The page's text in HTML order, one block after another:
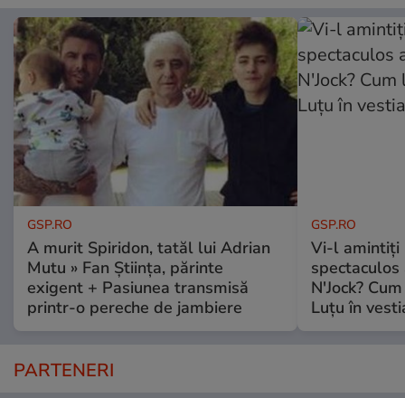
GSP.RO
A murit Spiridon, tatăl lui Adrian
Mutu » Fan Știința, părinte
exigent + Pasiunea transmisă
printr-o pereche de jambiere
GSP.RO
Vi-l amintiți
spectaculos
N'Jock?
Luțu în
PARTENERI